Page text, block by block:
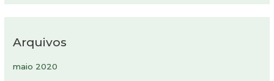
Arquivos
maio 2020